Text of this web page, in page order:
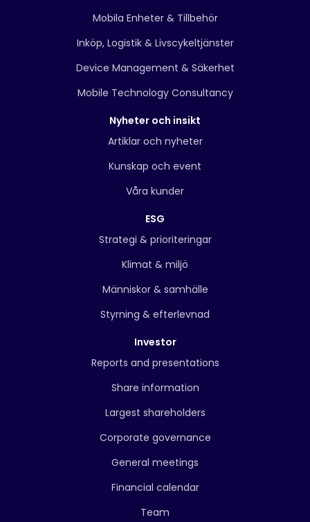
Mobila Enheter & Tillbehör
Inköp, Logistik & Livscykeltjänster
Device Management & Säkerhet
Mobile Technology Consultancy
Nyheter och insikt
Artiklar och nyheter
Kunskap och event
Våra kunder
ESG
Strategi & prioriteringar
Klimat & miljö
Människor & samhälle
Styrning & efterlevnad
Investor
Reports and presentations
Share information
Largest shareholders
Corporate governance
General meetings
Financial calendar
Team